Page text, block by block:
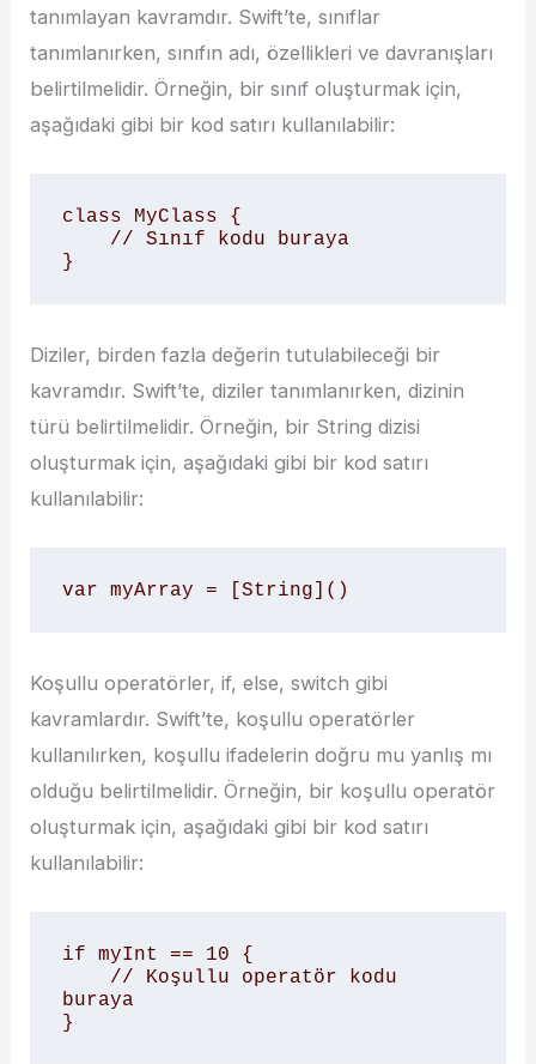
tanımlayan kavramdır. Swift’te, sınıflar
tanımlanırken, sınıfın adı, özellikleri ve davranışları
belirtilmelidir. Örneğin, bir sınıf oluşturmak için,
aşağıdaki gibi bir kod satırı kullanılabilir:
class MyClass {
}
Diziler, birden fazla değerin tutulabileceği bir
kavramdır. Swift’te, diziler tanımlanırken, dizinin
türü belirtilmelidir. Örneğin, bir String dizisi
oluşturmak için, aşağıdaki gibi bir kod satırı
kullanılabilir:
var myArray = [String]()
Koşullu operatörler, if, else, switch gibi
kavramlardır. Swift’te, koşullu operatörler
kullanılırken, koşullu ifadelerin doğru mu yanlış mı
olduğu belirtilmelidir. Örneğin, bir koşullu operatör
oluşturmak için, aşağıdaki gibi bir kod satırı
kullanılabilir:
if myInt == 10 {
buraya
}